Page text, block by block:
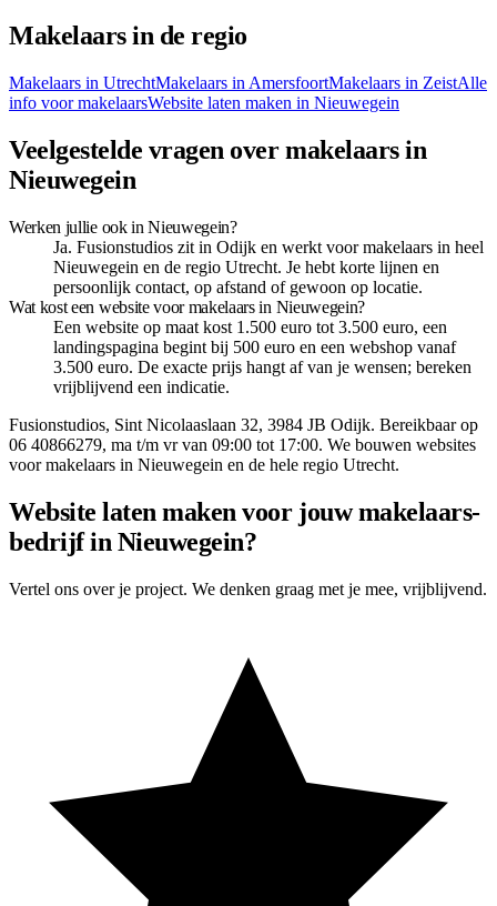
Makelaarsin de regio
Makelaars in UtrechtMakelaars in AmersfoortMakelaars in ZeistAlle
info voormakelaarsWebsite laten maken in Nieuwegein
Veelgestelde vragen over makelaars in
Nieuwegein
Werken jullie ook in Nieuwegein?
Ja. Fusionstudios zit in Odijk en werkt voor makelaars in heel
Nieuwegein en de regio Utrecht. Je hebt korte lijnen en
persoonlijk contact, op afstand of gewoon op locatie.
Wat kost een website voor makelaars in Nieuwegein?
Een website op maat kost 1.500 euro tot 3.500 euro, een
landingspagina begint bij 500 euro en een webshop vanaf
3.500 euro. De exacte prijs hangt af van je wensen; bereken
vrijblijvend een indicatie.
Fusionstudios, Sint Nicolaaslaan 32, 3984 JB Odijk. Bereikbaar op
06 40866279, ma t/m vr van 09:00 tot 17:00. We bouwen websites
voormakelaars in Nieuwegein en de hele regio Utrecht.
Website laten maken voor jouw makelaars-
bedrijf in Nieuwegein?
Vertel ons over je project. We denken graag met je mee, vrijblijvend.